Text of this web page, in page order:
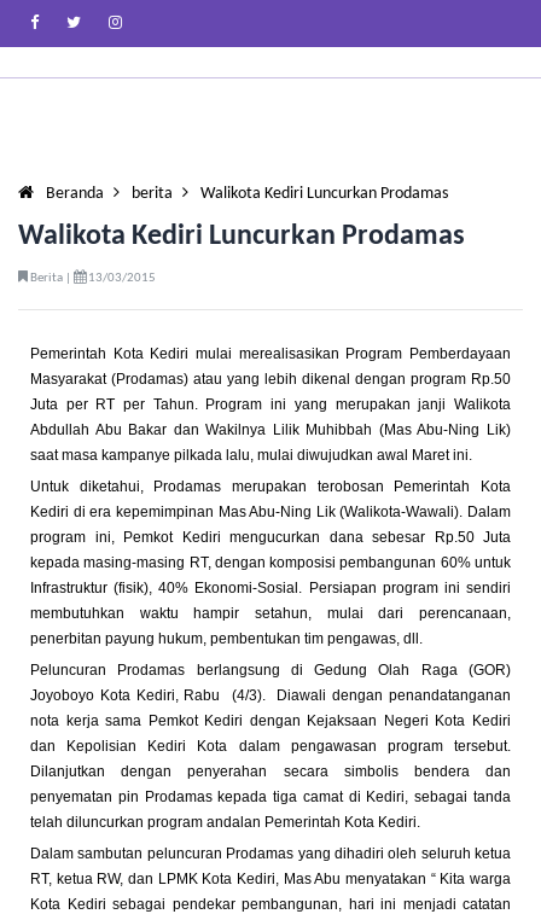
Beranda berita Walikota Kediri Luncurkan Prodamas
Walikota Kediri Luncurkan Prodamas
Berita | 13/03/2015
Pemerintah Kota Kediri mulai merealisasikan Program Pemberdayaan
Masyarakat (Prodamas) atau yang lebih dikenal dengan program Rp.50
Juta per RT per Tahun. Program ini yang merupakan janji Walikota
Abdullah Abu Bakar dan Wakilnya Lilik Muhibbah (Mas Abu-Ning Lik)
saat masa kampanye pilkada lalu, mulai diwujudkan awal Maret ini.
Untuk diketahui, Prodamas merupakan terobosan Pemerintah Kota
Kediri di era kepemimpinan Mas Abu-Ning Lik (Walikota-Wawali). Dalam
program ini, Pemkot Kediri mengucurkan dana sebesar Rp.50 Juta
kepada masing-masing RT, dengan komposisi pembangunan 60% untuk
Infrastruktur (fisik), 40% Ekonomi-Sosial. Persiapan program ini sendiri
membutuhkan waktu hampir setahun, mulai dari perencanaan,
penerbitan payung hukum, pembentukan tim pengawas, dll.
Peluncuran Prodamas berlangsung di Gedung Olah Raga (GOR)
Joyoboyo Kota Kediri, Rabu (4/3). Diawali dengan penandatanganan
nota kerja sama Pemkot Kediri dengan Kejaksaan Negeri Kota Kediri
dan Kepolisian Kediri Kota dalam pengawasan program tersebut.
Dilanjutkan dengan penyerahan secara simbolis bendera dan
penyematan pin Prodamas kepada tiga camat di Kediri, sebagai tanda
telah diluncurkan program andalan Pemerintah Kota Kediri.
Dalam sambutan peluncuran Prodamas yang dihadiri oleh seluruh ketua
RT, ketua RW, dan LPMK Kota Kediri, Mas Abu menyatakan “ Kita warga
Kota Kediri sebagai pendekar pembangunan, hari ini menjadi catatan